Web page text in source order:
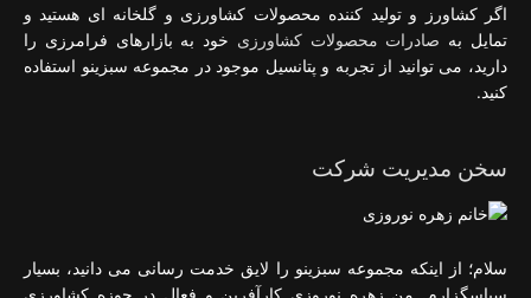
اگر کشاورز و تولید کننده محصولات کشاورزی و گلخانه ای هستید و
تمایل به صادرات محصولات کشاورزی خود به بازارهای فرامرزی را
دارید، می توانید از تجربه و پتانسیل موجود در مجموعه سبزینو استفاده
کنید.
سخن مدیریت شرکت
سلام؛ از اینکه مجموعه سبزینو را لایق خدمت رسانی می دانید، بسیار